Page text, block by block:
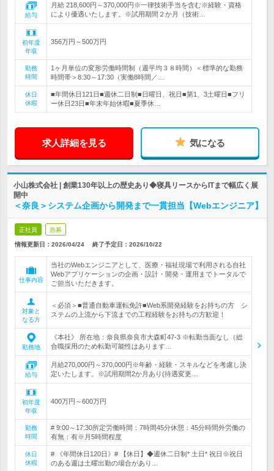
給与
月給 218,600円～370,000円※一律技術手当を含む※経験・資格
により優遇いたします。※試用期間２か月（技術…
初年度
年収
356万円～500万円
勤務
時間
1ヶ月単位の変形労働時間制（週平均３８時間）＜標準的な勤務
時間帯＞8:30～17:30（実働8時間／…
休日
休暇
■年間休日121日■週休二日制■日曜日、祝日■第1、3土曜日■フリ
ー休日23日■年末年始休暇■夏季休…
求人詳細を見る 気になる
小山株式会社 | 創業130年以上の歴史あり◆寝具リースからITまで幅広く展
開中
＜奈良＞システム企画から開発まで一貫担当【Webエンジニア】
正社員 急募
情報更新日：2026/04/24 終了予定日： 2026/10/22
仕事内容
当社のWebエンジニアとして、医療・福祉現場で利用される自社
Webアプリケーションの企画・設計・開発・運用までトータルで
ご担当いただきます。
対象と
なる方
＜必須＞■普通自動車運転免許■Web系開発経験をお持ちの方 シ
ステムの上流から下流までの工程経験をお持ちの方歓迎！
勤務地
《本社》 所在地：奈良県奈良市大森町47-3 ※転勤当面なし（総
合職採用のため転勤可能性はあります…
給与
月給270,000円～370,000円※年齢・経験・スキルなどを考慮し決
定いたします。※試用期間2か月あり(待遇変更…
初年度
年収
400万円～600万円
勤務
時間
# 9:00～17:30所定労働時間：7時間45分休憩：45分時間外労働の
有無：有※月5時間程度
休日
休暇
# 《年間休日120日》# 【休日】◆週休二日制* 土日* 祝日※祝日
のある週は土曜出勤の場合があり…